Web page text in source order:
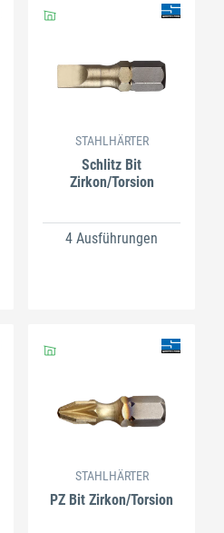
STAHLHÄRTER
Schlitz Bit
Zirkon/Torsion
4 Ausführungen
STAHLHÄRTER
PZ Bit Zirkon/Torsion